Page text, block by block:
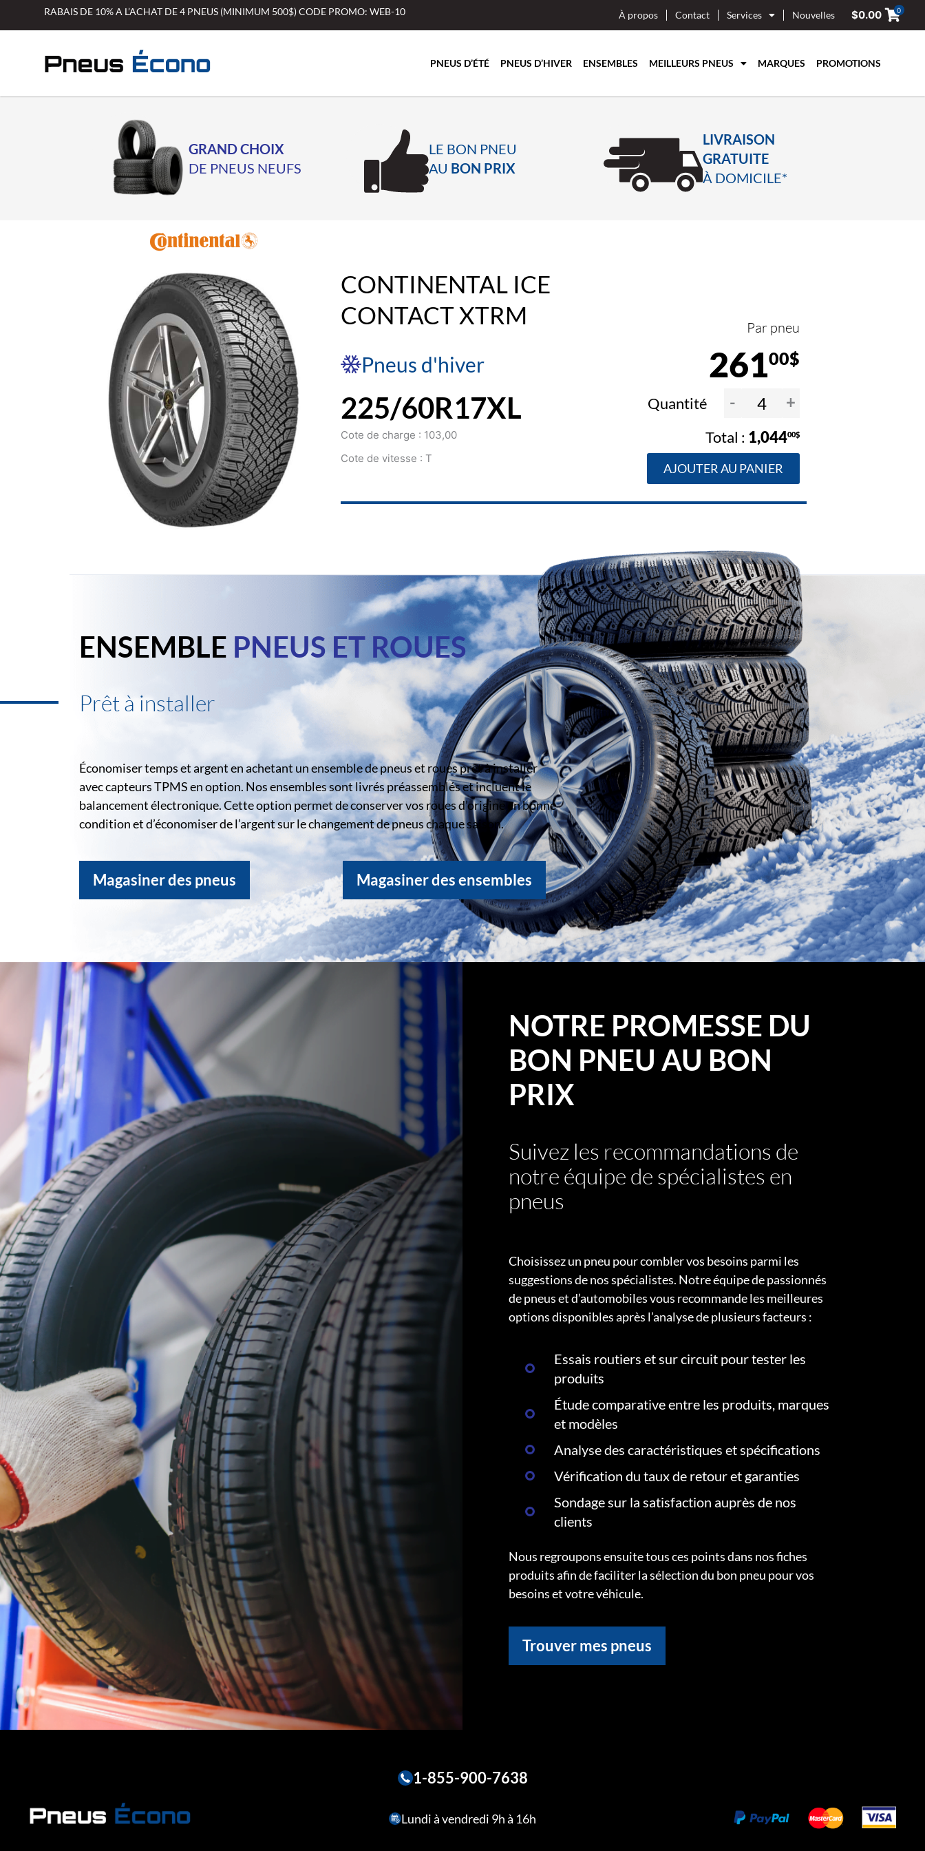
RABAIS DE 10% A L’ACHAT DE 4 PNEUS (MINIMUM 500$) CODE PROMO: WEB-10 À propos Contact Services Nouvelles $0.00 0
PNEUS D’ÉTÉ PNEUS D’HIVER ENSEMBLES MEILLEURS PNEUS MARQUES PROMOTIONS
GRAND CHOIX
DE PNEUS NEUFS
LE BON PNEU
AU BON PRIX
LIVRAISON
GRATUITE
À DOMICILE*
CONTINENTAL ICE
CONTACT XTRM
Pneus d'hiver
Par pneu
26100$
225/60R17XL
Cote de charge : 103,00
Cote de vitesse : T
Quantité - +
1,04400$
AJOUTER AU PANIER
ENSEMBLE PNEUS ET ROUES
Prêt à installer
Économiser temps et argent en achetant un ensemble de pneus et roues prêt à installer
avec capteurs TPMS en option. Nos ensembles sont livrés préassemblés et incluent le
balancement électronique. Cette option permet de conserver vos roues d’origine en bonne
condition et d’économiser de l’argent sur le changement de pneus chaque saison.
Magasiner des pneus Magasiner des ensembles
NOTRE PROMESSE DU
BON PNEU AU BON
PRIX
Suivez les recommandations de
notre équipe de spécialistes en
pneus
Choisissez un pneu pour combler vos besoins parmi les
suggestions de nos spécialistes. Notre équipe de passionnés
de pneus et d’automobiles vous recommande les meilleures
options disponibles après l’analyse de plusieurs facteurs :
Essais routiers et sur circuit pour tester les
produits
Étude comparative entre les produits, marques
et modèles
Analyse des caractéristiques et spécifications
Vérification du taux de retour et garanties
Sondage sur la satisfaction auprès de nos
clients
Nous regroupons ensuite tous ces points dans nos fiches
produits afin de faciliter la sélection du bon pneu pour vos
besoins et votre véhicule.
Trouver mes pneus
1-855-900-7638
Lundi à vendredi 9h à 16h